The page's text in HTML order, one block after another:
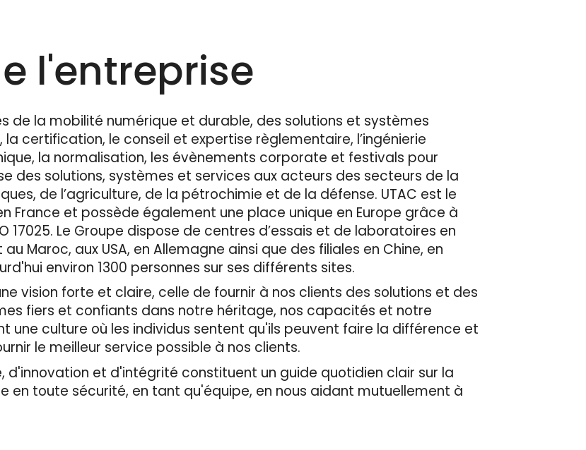
l'entreprise
de la mobilité numérique et durable, des solutions et systèmes
la certification, le conseil et expertise règlementaire, l’ingénierie
la normalisation, les évènements corporate et festivals pour
des solutions, systèmes et services aux acteurs des secteurs de la
de l’agriculture, de la pétrochimie et de la défense. UTAC est le
France et possède également une place unique en Europe grâce à
17025. Le Groupe dispose de centres d’essais et de laboratoires en
Maroc, aux USA, en Allemagne ainsi que des filiales en Chine, en
environ 1300 personnes sur ses différents sites.
vision forte et claire, celle de fournir à nos clients des solutions et des
fiers et confiants dans notre héritage, nos capacités et notre
une culture où les individus sentent qu'ils peuvent faire la différence et
le meilleur service possible à nos clients.
d'innovation et d'intégrité constituent un guide quotidien clair sur la
en toute sécurité, en tant qu'équipe, en nous aidant mutuellement à